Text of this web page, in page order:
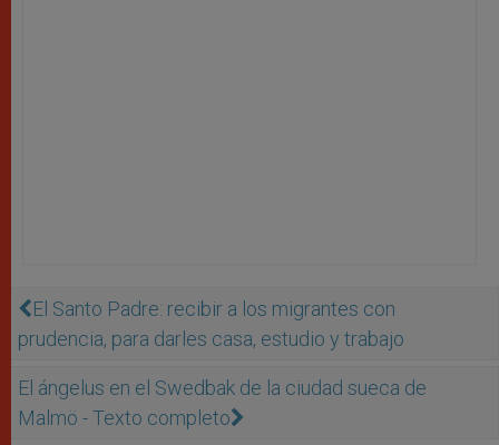
El Santo Padre: recibir a los migrantes con
prudencia, para darles casa, estudio y trabajo
El ángelus en el Swedbak de la ciudad sueca de
Malmö - Texto completo